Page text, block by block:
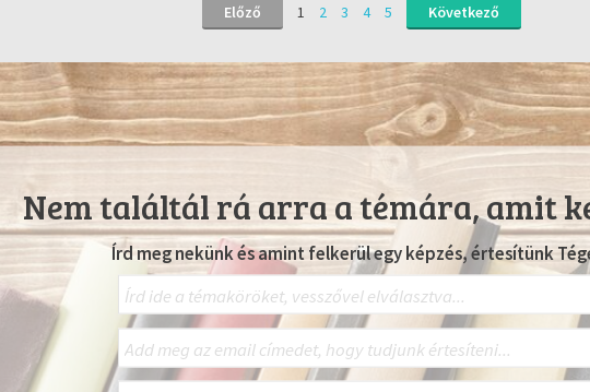
Előző 1 2 3 4 5 Következő
Nem találtál rá arra a témára, amit
Írd meg nekünk és amint felkerül egy képzés, értesítünk